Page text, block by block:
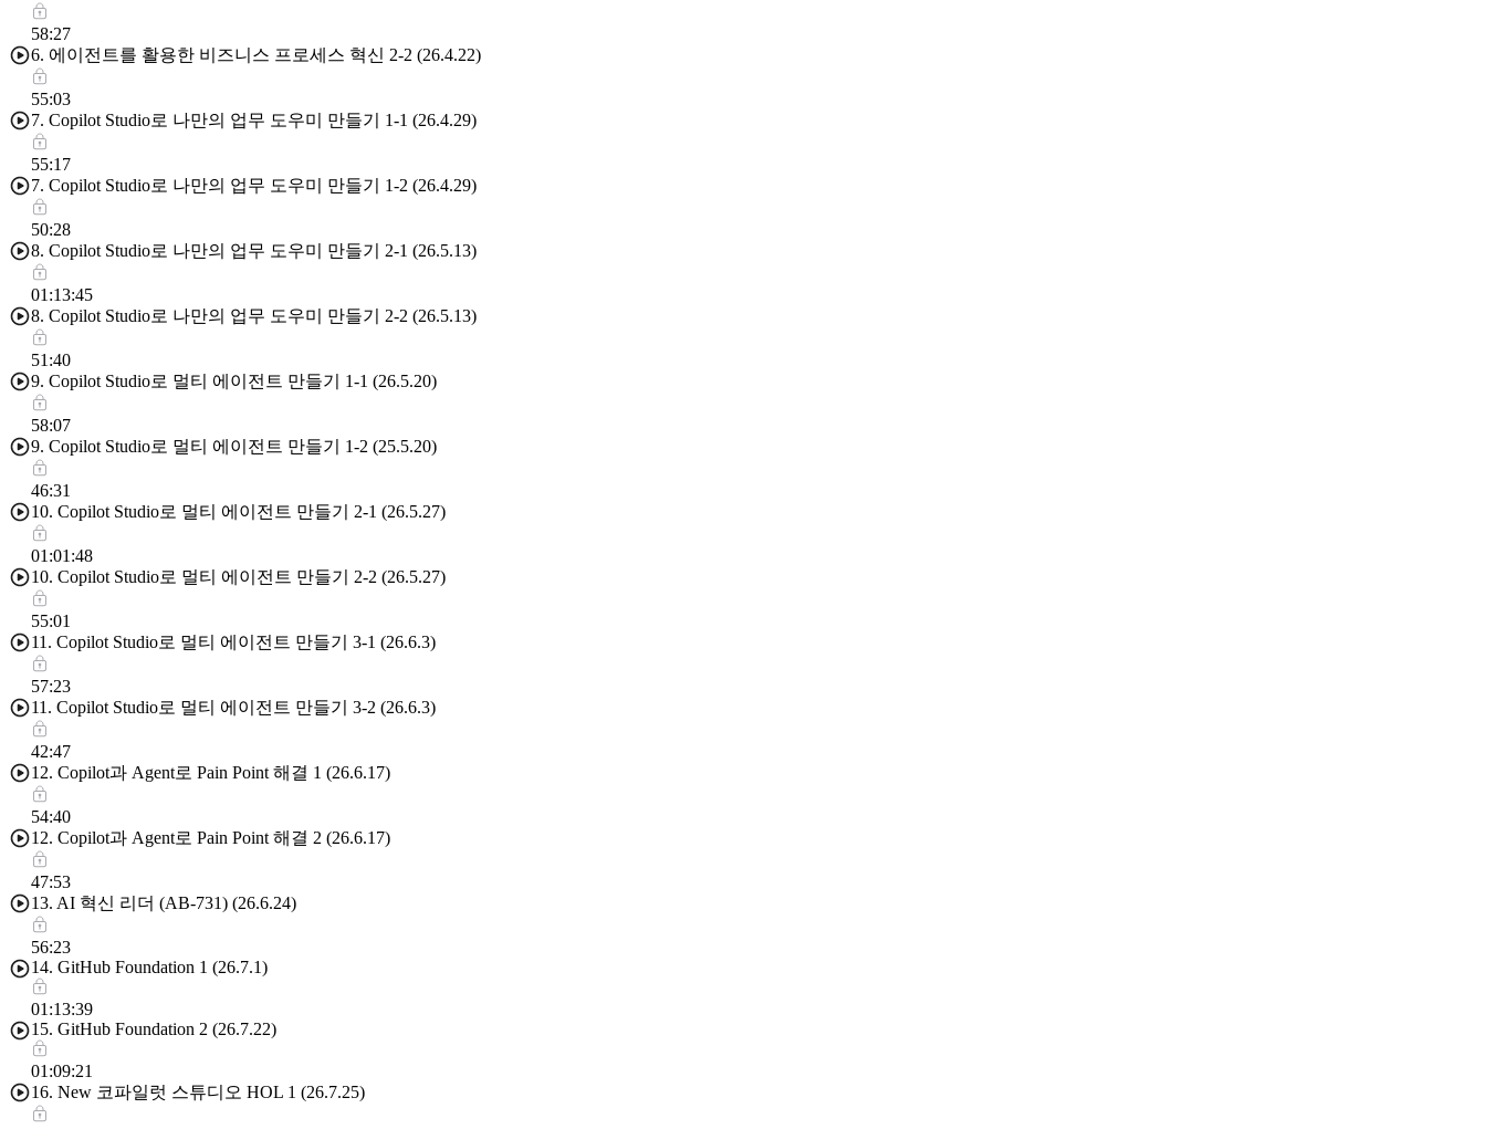
58:27
6. 에이전트를 활용한 비즈니스 프로세스 혁신 2-2 (26.4.22)
55:03
7. Copilot Studio로 나만의 업무 도우미 만들기 1-1 (26.4.29)
55:17
7. Copilot Studio로 나만의 업무 도우미 만들기 1-2 (26.4.29)
50:28
8. Copilot Studio로 나만의 업무 도우미 만들기 2-1 (26.5.13)
01:13:45
8. Copilot Studio로 나만의 업무 도우미 만들기 2-2 (26.5.13)
51:40
9. Copilot Studio로 멀티 에이전트 만들기 1-1 (26.5.20)
58:07
9. Copilot Studio로 멀티 에이전트 만들기 1-2 (25.5.20)
46:31
10. Copilot Studio로 멀티 에이전트 만들기 2-1 (26.5.27)
01:01:48
10. Copilot Studio로 멀티 에이전트 만들기 2-2 (26.5.27)
55:01
11. Copilot Studio로 멀티 에이전트 만들기 3-1 (26.6.3)
57:23
11. Copilot Studio로 멀티 에이전트 만들기 3-2 (26.6.3)
42:47
12. Copilot과 Agent로 Pain Point 해결 1 (26.6.17)
54:40
12. Copilot과 Agent로 Pain Point 해결 2 (26.6.17)
47:53
13. AI 혁신 리더 (AB-731) (26.6.24)
56:23
14. GitHub Foundation 1 (26.7.1)
01:13:39
15. GitHub Foundation 2 (26.7.22)
01:09:21
16. New 코파일럿 스튜디오 HOL 1 (26.7.25)